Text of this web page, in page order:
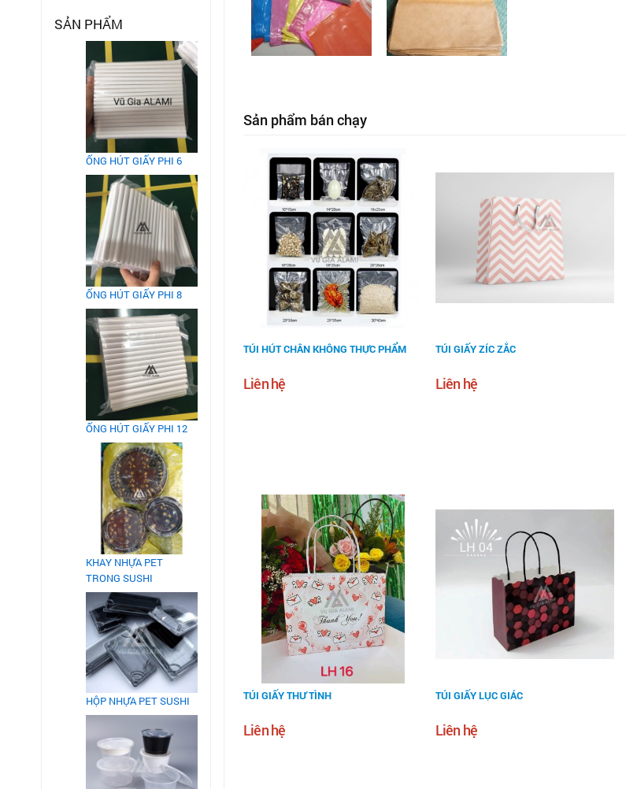
Sản phẩm bán chạy
TÚI HÚT CHÂN KHÔNG THỰC PHẨM
Liên hệ
TÚI GIẤY ZÍC ZẮC
Liên hệ
TÚI GIẤY THƯ TÌNH
Liên hệ
TÚI GIẤY LỤC GIÁC
Liên hệ
SẢN PHẨM
ỐNG HÚT GIẤY PHI 6
ỐNG HÚT GIẤY PHI 8
ỐNG HÚT GIẤY PHI 12
KHAY NHỰA PET
TRONG SUSHI
HỘP NHỰA PET SUSHI